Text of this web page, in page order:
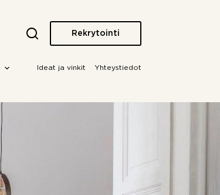
Rekrytointi
Ideat ja vinkit Yhteystiedot